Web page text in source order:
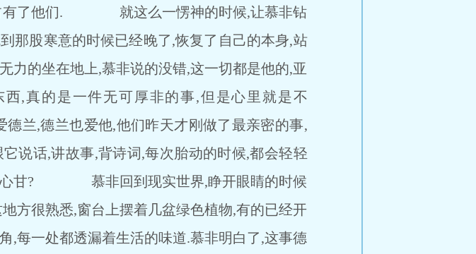
占有了他们. 就这么一愣神的时候,让慕非钻
那股寒意的时候已经晚了,恢复了自己的本身,站
坐在地上,慕非说的没错,这一切都是他的,亚
,真的是一件无可厚非的事,但是心里就是不
,德兰也爱他,他们昨天才刚做了最亲密的事,
说话,讲故事,背诗词,每次胎动的时候,都会轻轻
么心甘? 慕非回到现实世界,睁开眼睛的时候
方很熟悉,窗台上摆着几盆绿色植物,有的已经开
,每一处都透漏着生活的味道.慕非明白了,这事德